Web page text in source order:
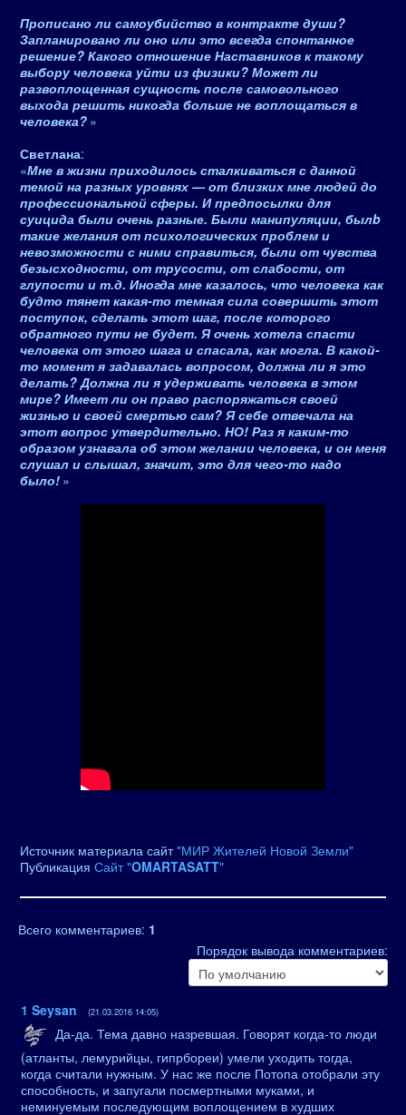
Прописано ли самоубийство в контракте души?
Запланировано ли оно или это всегда спонтанное
решение? Какого отношение Наставников к такому
выбору человека уйти из физики? Может ли
развоплощенная сущность после самовольного
выхода решить никогда больше не воплощаться в
человека? »
Светлана:
«Мне в жизни приходилось сталкиваться с данной
темой на разных уровнях — от близких мне людей до
профессиональной сферы. И предпосылки для
суицида были очень разные. Были манипуляции, былb
такие желания от психологических проблем и
невозможности с ними справиться, были от чувства
безысходности, от трусости, от слабости, от
глупости и т.д. Иногда мне казалось, что человека как
будто тянет какая-то темная сила совершить этот
поступок, сделать этот шаг, после которого
обратного пути не будет. Я очень хотела спасти
человека от этого шага и спасала, как могла. В какой-
то момент я задавалась вопросом, должна ли я это
делать? Должна ли я удерживать человека в этом
мире? Имеет ли он право распоряжаться своей
жизнью и своей смертью сам? Я себе отвечала на
этот вопрос утвердительно. НО! Раз я каким-то
образом узнавала об этом желании человека, и он меня
слушал и слышал, значит, это для чего-то надо
было! »
Источник материала сайт"МИР Жителей Новой Земли"
Публикация Сайт "OMARTASATT"
Всего комментариев: 1
Порядок вывода комментариев:
1 Seysan (21.03.2016 14:05)
Да-да. Тема давно назревшая. Говорят когда-то люди
(атланты, лемурийцы, гипрбореи) умели уходить тогда,
когда считали нужным. У нас же после Потопа отобрали эту
способность, и запугали посмертными муками, и
неминуемым последующим воплощением в худших